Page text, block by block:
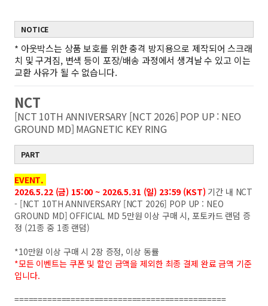
NOTICE
* 아웃박스는 상품 보호를 위한 충격 방지용으로 제작되어 스크래
치 및 구겨짐, 변색 등이 포장/배송 과정에서 생겨날 수 있고 이는
교환 사유가 될 수 없습니다.
NCT
[NCT 10TH ANNIVERSARY [NCT 2026] POP UP : NEO
GROUND MD] MAGNETIC KEY RING
PART
EVENT.
2026.5.22 (금) 15:00 ~ 2026.5.31 (일) 23:59 (KST) 기간 내 NCT
- [NCT 10TH ANNIVERSARY [NCT 2026] POP UP : NEO
GROUND MD] OFFICIAL MD 5만원 이상 구매 시, 포토카드 랜덤 증
정 (21종 중 1종 랜덤)
*10만원 이상 구매 시 2장 증정, 이상 동률
*모든 이벤트는 쿠폰 및 할인 금액을 제외한 최종 결제 완료 금액 기준
입니다.
=============================================